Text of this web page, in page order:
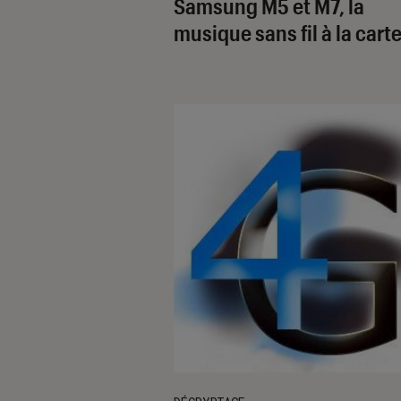
Samsung M5 et M7, la
musique sans fil à la carte